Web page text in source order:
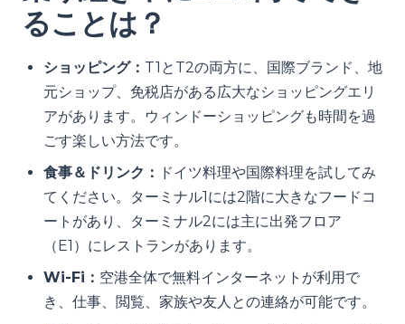
ることは？
ショッピング： T1とT2の両方に、国際ブランド、地
元ショップ、免税店がある広大なショッピングエリ
アがあります。ウィンドーショッピングも時間を過
ごす楽しい方法です。
食事＆ドリンク： ドイツ料理や国際料理を試してみ
てください。ターミナル1には2階に大きなフードコ
ートがあり、ターミナル2には主に出発フロア
（E1）にレストランがあります。
Wi-Fi： 空港全体で無料インターネットが利用で
き、仕事、閲覧、家族や友人との連絡が可能です。